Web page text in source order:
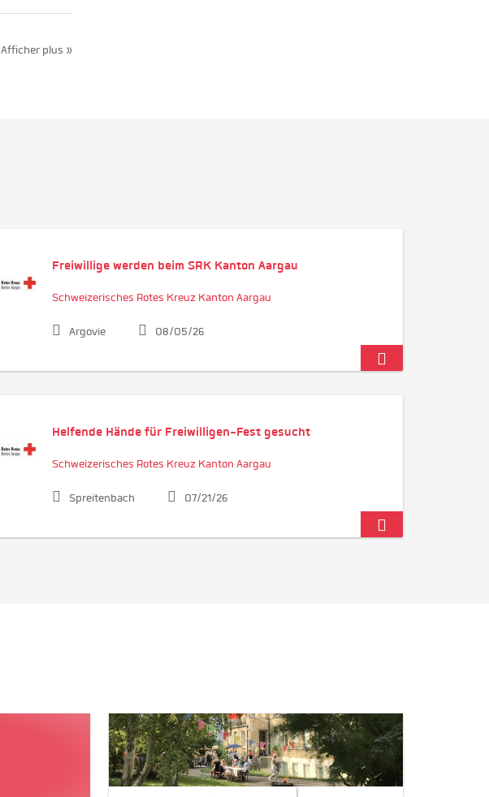
Afficher plus »
Freiwillige werden beim SRK Kanton Aargau
Schweizerisches Rotes Kreuz Kanton Aargau
Argovie 08/05/26
Helfende Hände für Freiwilligen-Fest gesucht
Schweizerisches Rotes Kreuz Kanton Aargau
Spreitenbach 07/21/26